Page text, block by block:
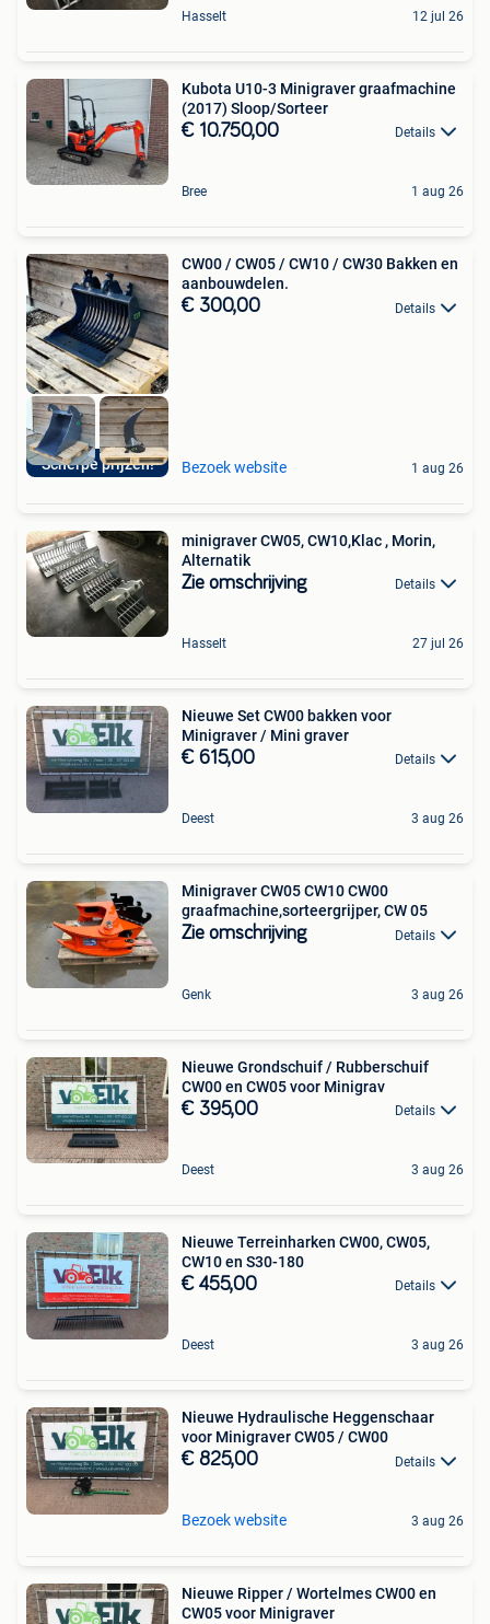
Hasselt 12 jul 26
Kubota U10-3 Minigraver graafmachine
(2017) Sloop/Sorteer
€ 10.750,00 Details
Bree 1 aug 26
Scherpe prijzen!
CW00 / CW05 / CW10 / CW30 Bakken en
aanbouwdelen.
€ 300,00 Details
Bezoek website 1 aug 26
minigraver CW05, CW10,Klac , Morin,
Alternatik
Zie omschrijving Details
Hasselt 27 jul 26
Nieuwe Set CW00 bakken voor
Minigraver / Mini graver
€ 615,00 Details
Deest 3 aug 26
Minigraver CW05 CW10 CW00
graafmachine,sorteergrijper, CW 05
Zie omschrijving Details
Genk 3 aug 26
Nieuwe Grondschuif / Rubberschuif
CW00 en CW05 voor Minigrav
€ 395,00 Details
Deest 3 aug 26
Nieuwe Terreinharken CW00, CW05,
CW10 en S30-180
€ 455,00 Details
Deest 3 aug 26
Nieuwe Hydraulische Heggenschaar
voor Minigraver CW05 / CW00
€ 825,00 Details
Bezoek website 3 aug 26
Nieuwe Ripper / Wortelmes CW00 en
CW05 voor Minigraver